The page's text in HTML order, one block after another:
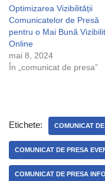
Optimizarea Vizibilității
Comunicatelor de Presă
pentru o Mai Bună
Online
mai 8, 2024
În „comunicat de presa”
Etichete: COMUNICAT
COMUNICAT DE PRESA
COMUNICAT DE PRESA